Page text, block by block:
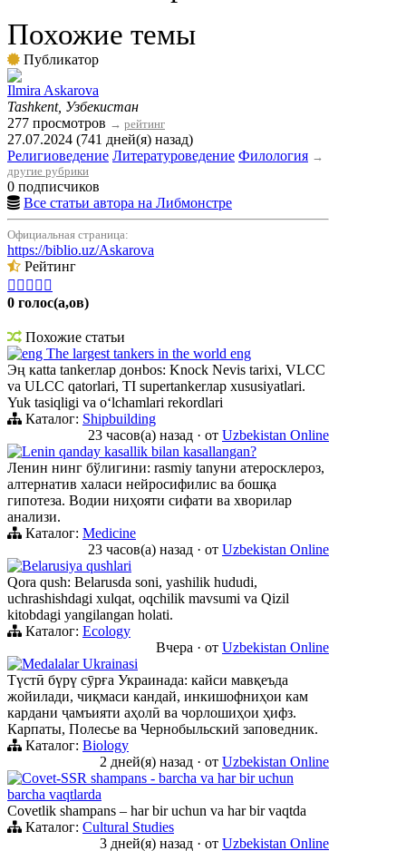
Похожие темы
Публикатор
Ilmira Askarova
Tashkent, Узбекистан
277 просмотров → рейтинг
27.07.2024 (741 дней(я) назад)
Религиоведение Литературоведение Филология →
другие рубрики
0 подписчиков
Все статьи автора на Либмонстре
Официальная страница:
https://biblio.uz/Askarova
Рейтинг
    
0 голос(а,ов)
Похожие статьи
eng The largest tankers in the world eng
Эң кatta tankerлар донbos: Knock Nevis tarixi, VLCC
va ULCC qatorlari, TI supertankerлар xususiyatlari.
Yuk tasiqligi va oʻlchamlari rekordlari
Каталог: Shipbuilding
23 часов(а) назад · от Uzbekistan Online
Lenin qanday kasallik bilan kasallangan?
Ленин нинг бўлигини: rasmiy tanуни атеросклероз,
алтернатив халаси нейросифилис ва бошқа
гипотеза. Водии ниҳояти сифати ва хворилар
анализи.
Каталог: Medicine
23 часов(а) назад · от Uzbekistan Online
Belarusiya qushlari
Qora qush: Belarusda soni, yashilik hududi,
uchrashishdagi xulqat, oqchilik mavsumi va Qizil
kitobdagi yangilangan holati.
Каталог: Ecology
Вчера · от Uzbekistan Online
Medalalar Ukrainasi
Түстӣ бүрү сӯрға Украинада: кайси мавқеъда
жойилади, чиқмаси кандай, инкишофниҳои кам
кардани ҷамъияти аҳолӣ ва чорлошиҳои ҳифз.
Карпаты, Полесье ва Чернобыльский заповедник.
Каталог: Biology
2 дней(я) назад · от Uzbekistan Online
Сovet-SSR shampans - barcha va har bir uchun
barcha vaqtlarda
Сovetlik shampans – har bir uchun va har bir vaqtda
Каталог: Cultural Studies
3 дней(я) назад · от Uzbekistan Online